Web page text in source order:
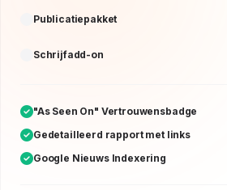
Publicatiepakket
Schrijfadd-on
"As Seen On" Vertrouwensbadge
Gedetailleerd rapport met links
Google Nieuws Indexering